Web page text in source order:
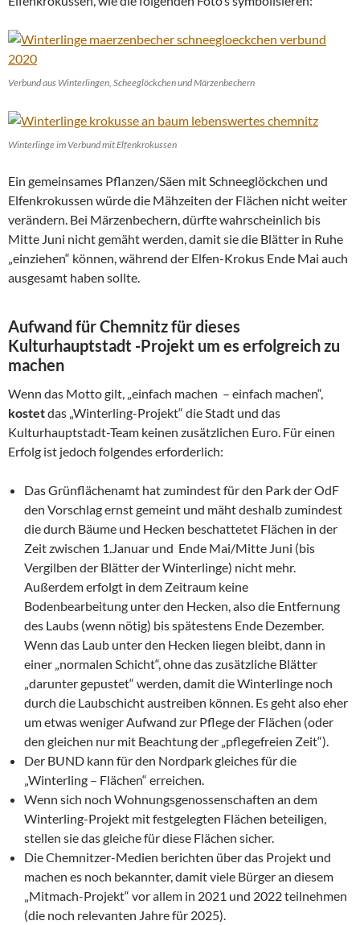
Verbund aus Winterlingen, Scheeglöckchen und Märzenbechern
Winterlinge im Verbund mit Elfenkrokussen
Ein gemeinsames Pflanzen/Säen mit Schneeglöckchen und
Elfenkrokussen würde die Mähzeiten der Flächen nicht weiter
verändern. Bei Märzenbechern, dürfte wahrscheinlich bis
Mitte Juni nicht gemäht werden, damit sie die Blätter in Ruhe
„einziehen“ können, während der Elfen-Krokus Ende Mai auch
ausgesamt haben sollte.
Aufwand für Chemnitz für dieses
Kulturhauptstadt -Projekt um es erfolgreich zu
machen
Wenn das Motto gilt, „einfach machen – einfach machen“,
kostetdas „Winterling-Projekt“ die Stadt und das
Kulturhauptstadt-Team keinen zusätzlichen Euro. Für einen
Erfolg ist jedoch folgendes erforderlich:
Das Grünflächenamt hat zumindest für den Park der OdF
den Vorschlag ernst gemeint und mäht deshalb zumindest
die durch Bäume und Hecken beschattetet Flächen in der
Zeit zwischen 1.Januar und Ende Mai/Mitte Juni (bis
Vergilben der Blätter der Winterlinge) nicht mehr.
Außerdem erfolgt in dem Zeitraum keine
Bodenbearbeitung unter den Hecken, also die Entfernung
des Laubs (wenn nötig) bis spätestens Ende Dezember.
Wenn das Laub unter den Hecken liegen bleibt, dann in
einer „normalen Schicht“, ohne das zusätzliche Blätter
„darunter gepustet“ werden, damit die Winterlinge noch
durch die Laubschicht austreiben können. Es geht also eher
um etwas weniger Aufwand zur Pflege der Flächen (oder
den gleichen nur mit Beachtung der „pflegefreien Zeit“).
Der BUND kann für den Nordpark gleiches für die
„Winterling – Flächen“ erreichen.
Wenn sich noch Wohnungsgenossenschaften an dem
Winterling-Projekt mit festgelegten Flächen beteiligen,
stellen sie das gleiche für diese Flächen sicher.
Die Chemnitzer-Medien berichten über das Projekt und
machen es noch bekannter, damit viele Bürger an diesem
„Mitmach-Projekt“ vor allem in 2021 und 2022 teilnehmen
(die noch relevanten Jahre für 2025).